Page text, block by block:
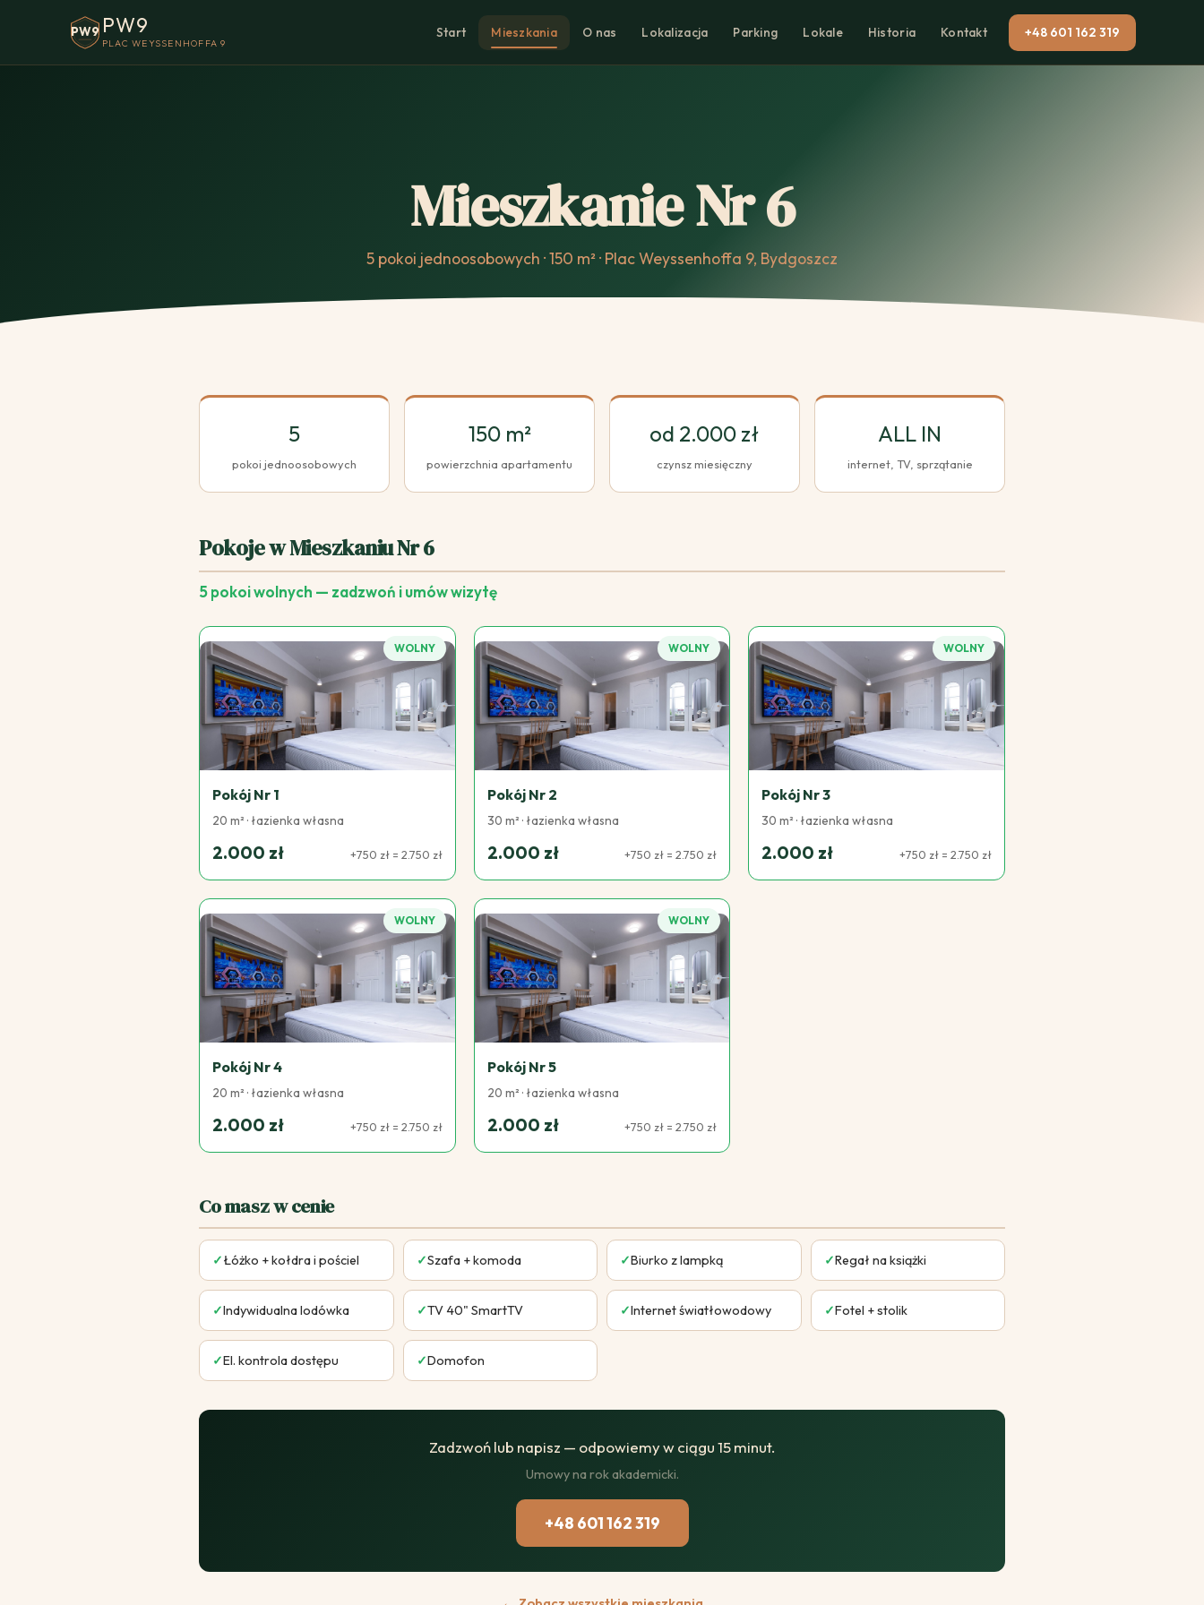
PW9 PW9
PLAC WEYSSENHOFFA 9
Start Mieszkania O nas Lokalizacja Parking Lokale Historia Kontakt +48 601 162 319
Mieszkanie Nr 6
5 pokoi jednoosobowych · 150 m² · Plac Weyssenhoffa 9, Bydgoszcz
5
pokoi jednoosobowych
150 m²
powierzchnia apartamentu
od 2.000 zł
czynsz miesięczny
ALL IN
internet, TV, sprzątanie
Pokoje w Mieszkaniu Nr 6
5 pokoi wolnych — zadzwoń i umów wizytę
WOLNY
Pokój Nr 1
20 m² · łazienka własna
2.000 zł +750 zł = 2.750 zł
WOLNY
Pokój Nr 2
30 m² · łazienka własna
2.000 zł +750 zł = 2.750 zł
WOLNY
Pokój Nr 3
30 m² · łazienka własna
2.000 zł +750 zł = 2.750 zł
WOLNY
Pokój Nr 4
20 m² · łazienka własna
2.000 zł +750 zł = 2.750 zł
WOLNY
Pokój Nr 5
20 m² · łazienka własna
2.000 zł +750 zł = 2.750 zł
Co masz w cenie
✓Łóżko + kołdra i pościel ✓Szafa + komoda ✓Biurko z lampką ✓Regał na książki
✓Indywidualna lodówka ✓TV 40" SmartTV ✓Internet światłowodowy ✓Fotel + stolik
✓El. kontrola dostępu ✓Domofon
Zadzwoń lub napisz — odpowiemy w ciągu 15 minut.
Umowy na rok akademicki.
+48 601 162 319